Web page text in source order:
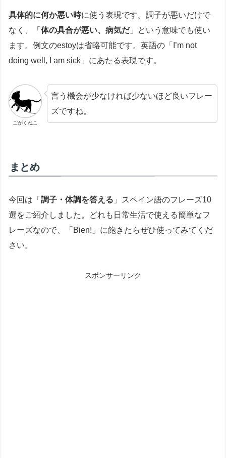
具体的に何か悪い時に使う表現です。調子が悪いだけで
なく、「 体の具合が悪い、病気だ」という意味でも使い
ます。例文のestoyは省略可能です。英語の「I’m not
doing well, I am sick」にあたる表現です。
ごがくねこ
言う機会が少なければ少ないほど良いフレー
ズですね。
まとめ
今回は「 調子・体調を答える 」スペイン語のフレーズ10
選をご紹介しました。どれも日常生活で使える簡単なフ
レーズなので、「Bien!」に飽きたらぜひ使ってみてくだ
さい。
スポンサーリンク